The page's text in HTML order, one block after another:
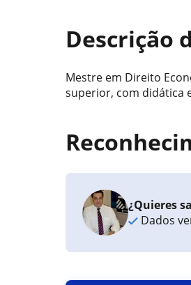
Descrição
Mestre em Direito
superior, com didática
¿Quieres
Dados